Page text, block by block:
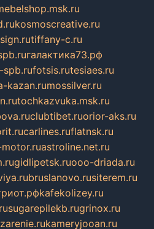
kosmoscreative.ru
tiffany-c.ru
галактика73.рф
spb.rufotsis.rutesiaes.ru
kazan.rumossilver.ru
tochkazvuka.msk.ru
clubtibet.ruorior-aks.ru
carlines.ruflatnsk.ru
astroline.net.ru
gidlipetsk.ruooo-driada.ru
bruslanovo.rusiterem.ru
kafekolizey.ru
sugarepilekb.rugrinox.ru
kameryjooan.ru